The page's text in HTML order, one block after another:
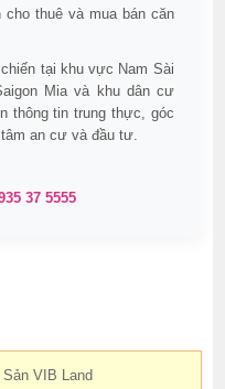
thuê và mua bán căn
tại khu vực Nam Sài
Mia và khu dân cư
thông tin trung thực, góc
an cư và đầu tư.
37 5555
VIB Land